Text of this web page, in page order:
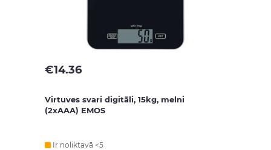
€14.36
Virtuves svari digitāli, 15kg, melni
(2xAAA) EMOS
Ir noliktavā <5